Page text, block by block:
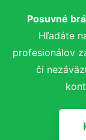
Posuvné
Hľadáte
profesionálov
či